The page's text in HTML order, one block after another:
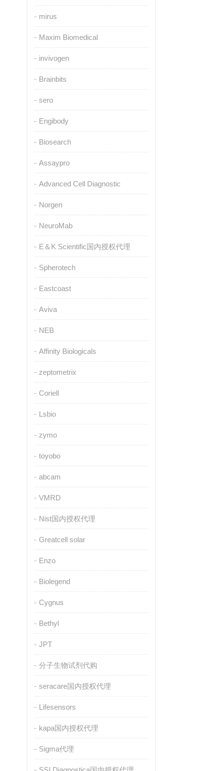
mirus
Maxim Biomedical
invivogen
Brainbits
sero
Engibody
Biosearch
Assaypro
Advanced Cell Diagnostic
Norgen
NeuroMab
E＆K Scientific国内授权代理
Spherotech
Eastcoast
Aviva
NEB
Affinity Biologicals
zeptometrix
Coriell
Lsbio
zymo
toyobo
abcam
VMRD
Nist国内授权代理
Greatcell solar
Enzo
Biolegend
Cygnus
Bethyl
JPT
分子生物试剂代购
seracare国内授权代理
Lifesensors
kapa国内授权代理
Sigma代理